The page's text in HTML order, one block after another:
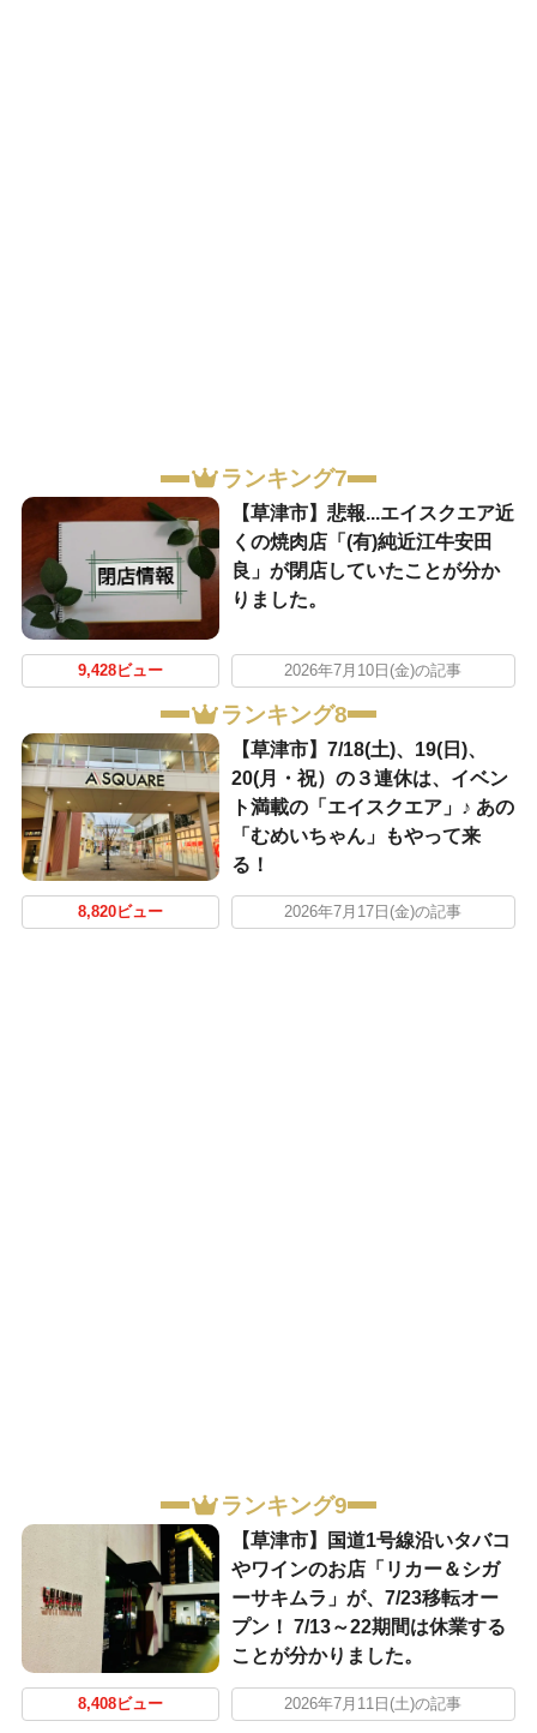
ランキング7
【草津市】悲報...エイスクエア近
くの焼肉店「(有)純近江牛安田
良」が閉店していたことが分か
りました。
9,428ビュー 2026年7月10日(金)の記事
ランキング8
【草津市】7/18(土)、19(日)、
20(月・祝）の３連休は、イベン
ト満載の「エイスクエア」♪ あの
「むめいちゃん」もやって来
る！
8,820ビュー 2026年7月17日(金)の記事
ランキング9
【草津市】国道1号線沿いタバコ
やワインのお店「リカー＆シガ
ーサキムラ」が、7/23移転オー
プン！ 7/13～22期間は休業する
ことが分かりました。
8,408ビュー 2026年7月11日(土)の記事